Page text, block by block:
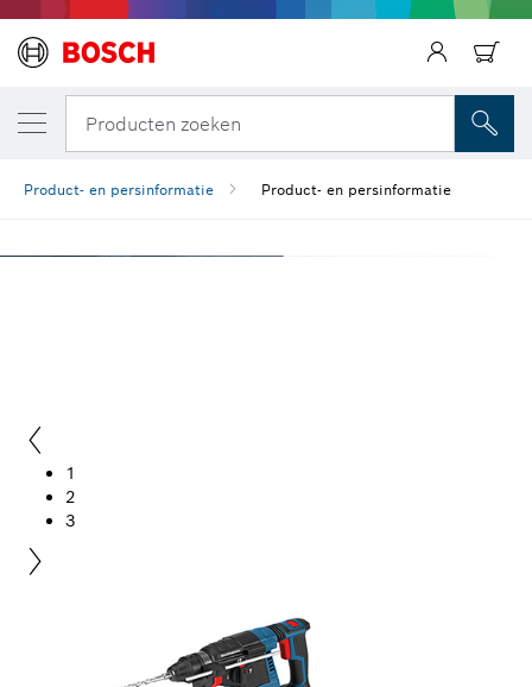
Producten zoeken
Product- en persinformatie Product- en persinformatie
1
2
3